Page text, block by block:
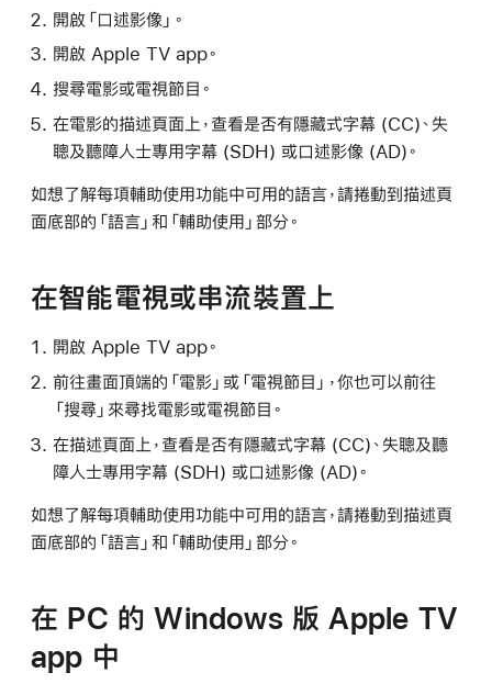
開啟「口述影像」。
開啟 Apple TV app。
搜尋電影或電視節目。
在電影的描述頁面上，查看是否有隱藏式字幕 (CC)、失
聰及聽障人士專用字幕 (SDH) 或口述影像 (AD)。
如想了解每項輔助使用功能中可用的語言，請捲動到描述頁
面底部的「語言」和「輔助使用」部分。
在智能電視或串流裝置上
開啟 Apple TV app。
前往畫面頂端的「電影」或「電視節目」，你也可以前往
「搜尋」來尋找電影或電視節目。
在描述頁面上，查看是否有隱藏式字幕 (CC)、失聰及聽
障人士專用字幕 (SDH) 或口述影像 (AD)。
如想了解每項輔助使用功能中可用的語言，請捲動到描述頁
面底部的「語言」和「輔助使用」部分。
在 PC 的 Windows 版 Apple TV
app 中